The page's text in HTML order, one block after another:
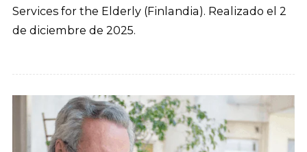
Services for the Elderly (Finlandia). Realizado el 2
de diciembre de 2025.